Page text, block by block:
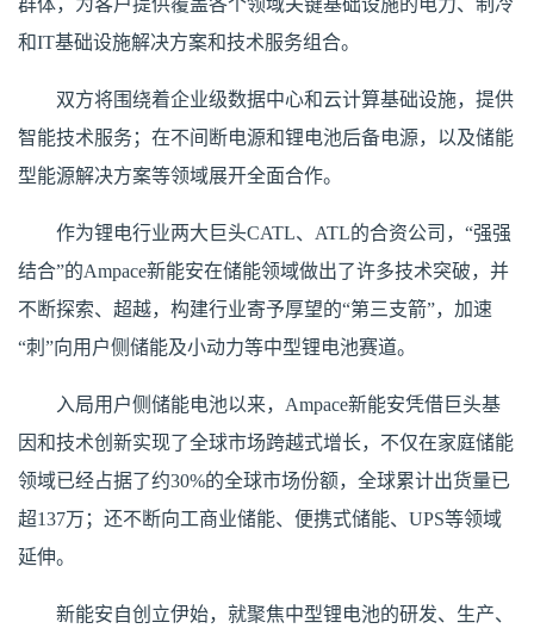
群体，为客户提供覆盖各个领域关键基础设施的电力、制冷
和IT基础设施解决方案和技术服务组合。
双方将围绕着企业级数据中心和云计算基础设施，提供
智能技术服务；在不间断电源和锂电池后备电源，以及储能
型能源解决方案等领域展开全面合作。
作为锂电行业两大巨头CATL、ATL的合资公司，“强强
结合”的Ampace新能安在储能领域做出了许多技术突破，并
不断探索、超越，构建行业寄予厚望的“第三支箭”，加速
“刺”向用户侧储能及小动力等中型锂电池赛道。
入局用户侧储能电池以来，Ampace新能安凭借巨头基
因和技术创新实现了全球市场跨越式增长，不仅在家庭储能
领域已经占据了约30%的全球市场份额，全球累计出货量已
超137万；还不断向工商业储能、便携式储能、UPS等领域
延伸。
新能安自创立伊始，就聚焦中型锂电池的研发、生产、